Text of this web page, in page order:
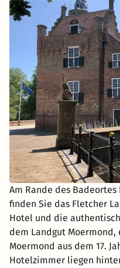
Am Rande des Badeortes
finden Sie das Fletcher
Hotel und die
dem Landgut Moermond,
Moermond aus dem 17.
Hotelzimmer liegen